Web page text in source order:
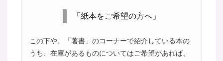
「紙本をご希望の方へ」
この下や、「著書」のコーナーで紹介している本の
うち、在庫があるものについてはご希望があれば、